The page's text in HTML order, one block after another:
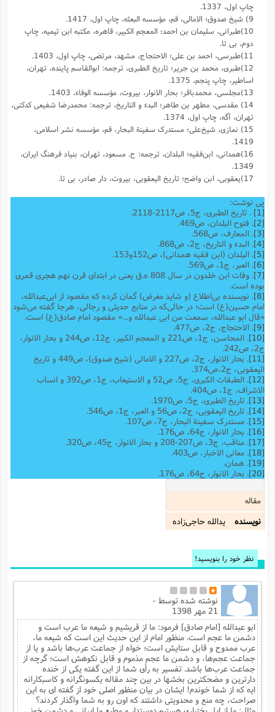
چاپ اول، 1337.
9) شیخ صدوق؛ الامالی، قم، مؤسسه البعثه، چاپ اول، 1417.
10)طبرانی، سلیمان بن احمد؛ المعجم الکبیر، قاهره، مکتبه ابن تیمیه، چاپ
دوم، بی تا.
11)طبرسی، احمد بن علی؛ الاحتجاج، مشهد، مرتضی، چاپ اول، 1403.
12)طبری، محمد بن جریر؛ تاریخ الطبری، ترجمه: ابوالقاسم پاینده، تهران،
اساطیر، چاپ پنجم، 1375.
13)مجلسی، محمدباقر؛ بحار الانوار، بیروت، مؤسسه الوفاء، 1403.
14) مقدسى، مطهر بن طاهر؛ البدء و التاریخ، ترجمه: محمد‌رضا شفیعى کدکنى،
تهران، آگه، چاپ اول، 1374.
15) نمازی، شیخ‌علی؛ مستدرک سفینة البحار، قم، مؤسسه نشر اسلامی،
1419.
16)همدانی، ابن‌فقیه؛ البلدان، ترجمه: ح. مسعود، تهران، بنیاد فرهنگ ایران،
1349.
17)یعقوبى، ابن واضح؛ تاریخ الیعقوبى، بیروت، دار صادر، بی تا.
پی نوشت:
. تاریخ الطبری، ج5، ص2117-2118.
. فتوح البلدان، ص469.
. المعارف، ص568.
. البدء و التاریخ، ج2، ص868.
. البلدان (ابن فقیه همدانی)، ص152و153.
. العبر، ج1، ص569.
. وفات ابن خلدون در سال 808 ه.ق یعنی در ابتدای قرن نهم هجری قمری
بوده است.
. نویسنده بی‌اطلاع (و شاید مغرض) گمان کرده که مقصود از ابی‌عبدالله،
امام حسین(ع) است؛ در حالی‌که در منابع حدیثی و رجالی، هرجا گفته می‌شود
«قال ابو عبدالله، سمعت من ابی عبدالله و...» مقصود امام صادق(ع) است.
. الاحتجاج، ج2، ص477.
. المحاسن، ج1، ص221 و المعجم الکبیر، ج12، ص244 و بحار الانوار،
ج2، ص242.
. بحار الانوار، ج2، ص227 و الامالی (شیخ صدوق)، ص449 و تاریخ
الیعقوبى، ج‌2،ص374.
. الطبقات الکبری، ج5، ص52 و الاستیعاب، ج1، ص392 و انساب
الاشراف، ج1، ص404.
. تاریخ الطبری، ج5، ص1970.
. تاریخ الیعقوبی،‌ ج2، ص56 و العبر، ج1، ص546.
. مستدرک سفینة البحار، ج7، ص107.
. بحار الانوار، ج64، ص176.
. مناقب، ج3، ص207-208 و بحار الانوار، ج45، ص320.
. معانی الاخبار، ص403.
. همان.
. بحار الانوار، ج64، ص176.
مقاله
نویسنده
یدالله حاجی‌زاده
نظر خود را بنویسید!
نوشته شده توسط-
21 مهر 1398
ابو عبدالله [امام صادق] فرمود: ما از قریشیم و شیعه ما عرب است و
دشمن ما عجم است. منظور امام از این حدیث این است که شیعه ما،
عرب ممدوح و قابل ستایش است؛ خواه از جماعت عرب‌ها باشد و یا از
جماعت عجم‌ها، و دشمن ما عجم مذموم و قابل نکوهش است؛ گرچه از
جماعت عرب‌ها باشد. تفسیر به رأی شما از این گفته یکی از خنده
دارترین و مضحکترین بخشها در بین چند مقاله یکسونگرانه و کاسبکارانه
ایه که از شما خوندم! ایشان در بیان منظور اصلی خود از گفته ای به این
صراحت، چه منع و محدویتی داشتند که اون رو به شما واگذار کردند؟